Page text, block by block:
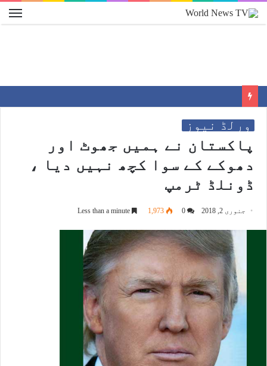
ورلڈ نیوز
پاکستان نے ہمیں جھوٹ اور
دھوکے کے سوا کچھ نہیں دیا ،
ڈونلڈ ٹرمپ
جنوری 2, 2018 1,973